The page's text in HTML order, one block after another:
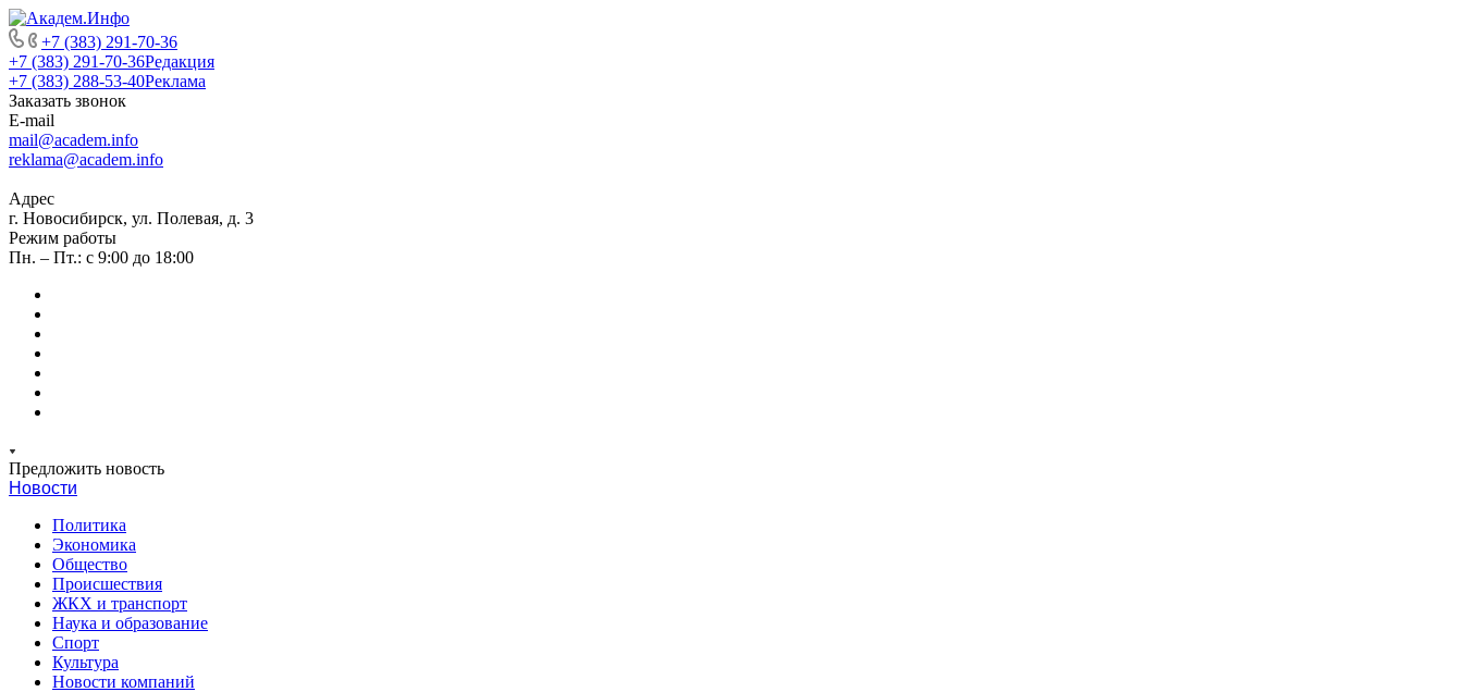
+7 (383) 291-70-36
+7 (383) 291-70-36Редакция
+7 (383) 288-53-40Реклама
Заказать звонок
E-mail
mail@academ.info
reklama@academ.info
Адрес
г. Новосибирск, ул. Полевая, д. 3
Режим работы
Пн. – Пт.: с 9:00 до 18:00
Предложить новость
Новости
Политика
Экономика
Общество
Происшествия
ЖКХ и транспорт
Наука и образование
Спорт
Культура
Новости компаний